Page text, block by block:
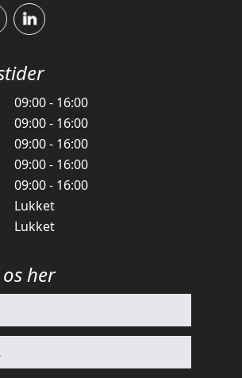
09:00 - 16:00
09:00 - 16:00
09:00 - 16:00
09:00 - 16:00
09:00 - 16:00
Lukket
Lukket
her